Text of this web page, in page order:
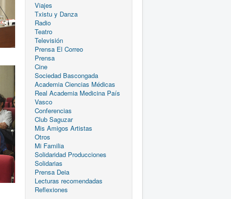
Viajes
Txistu y Danza
Radio
Teatro
Televisión
Prensa El Correo
Prensa
Cine
Sociedad Bascongada
Academia Ciencias Médicas
Real Academia Medicina País
Vasco
Conferencias
Club Saguzar
Mis Amigos Artistas
Otros
Mi Familia
Solidaridad Producciones
Solidarias
Prensa Deia
Lecturas recomendadas
Reflexiones